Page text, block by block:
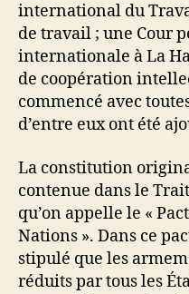
international du
de travail ; une Cour
internationale à La
de coopération
commencé avec
d’entre eux ont été
La constitution
contenue dans le
qu’on appelle le «
Nations ». Dans ce
stipulé que les
réduits par tous les